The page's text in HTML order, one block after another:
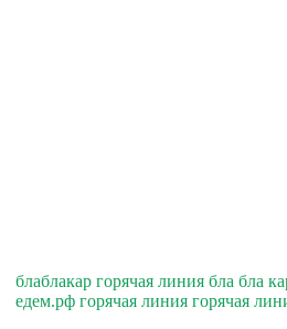
блаблакар горячая линия бла бла
едем.рф горячая линия горячая